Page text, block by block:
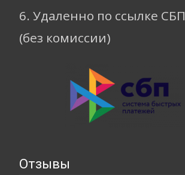
6. Удаленно по ссылке СБП
(без комиссии)
Отзывы